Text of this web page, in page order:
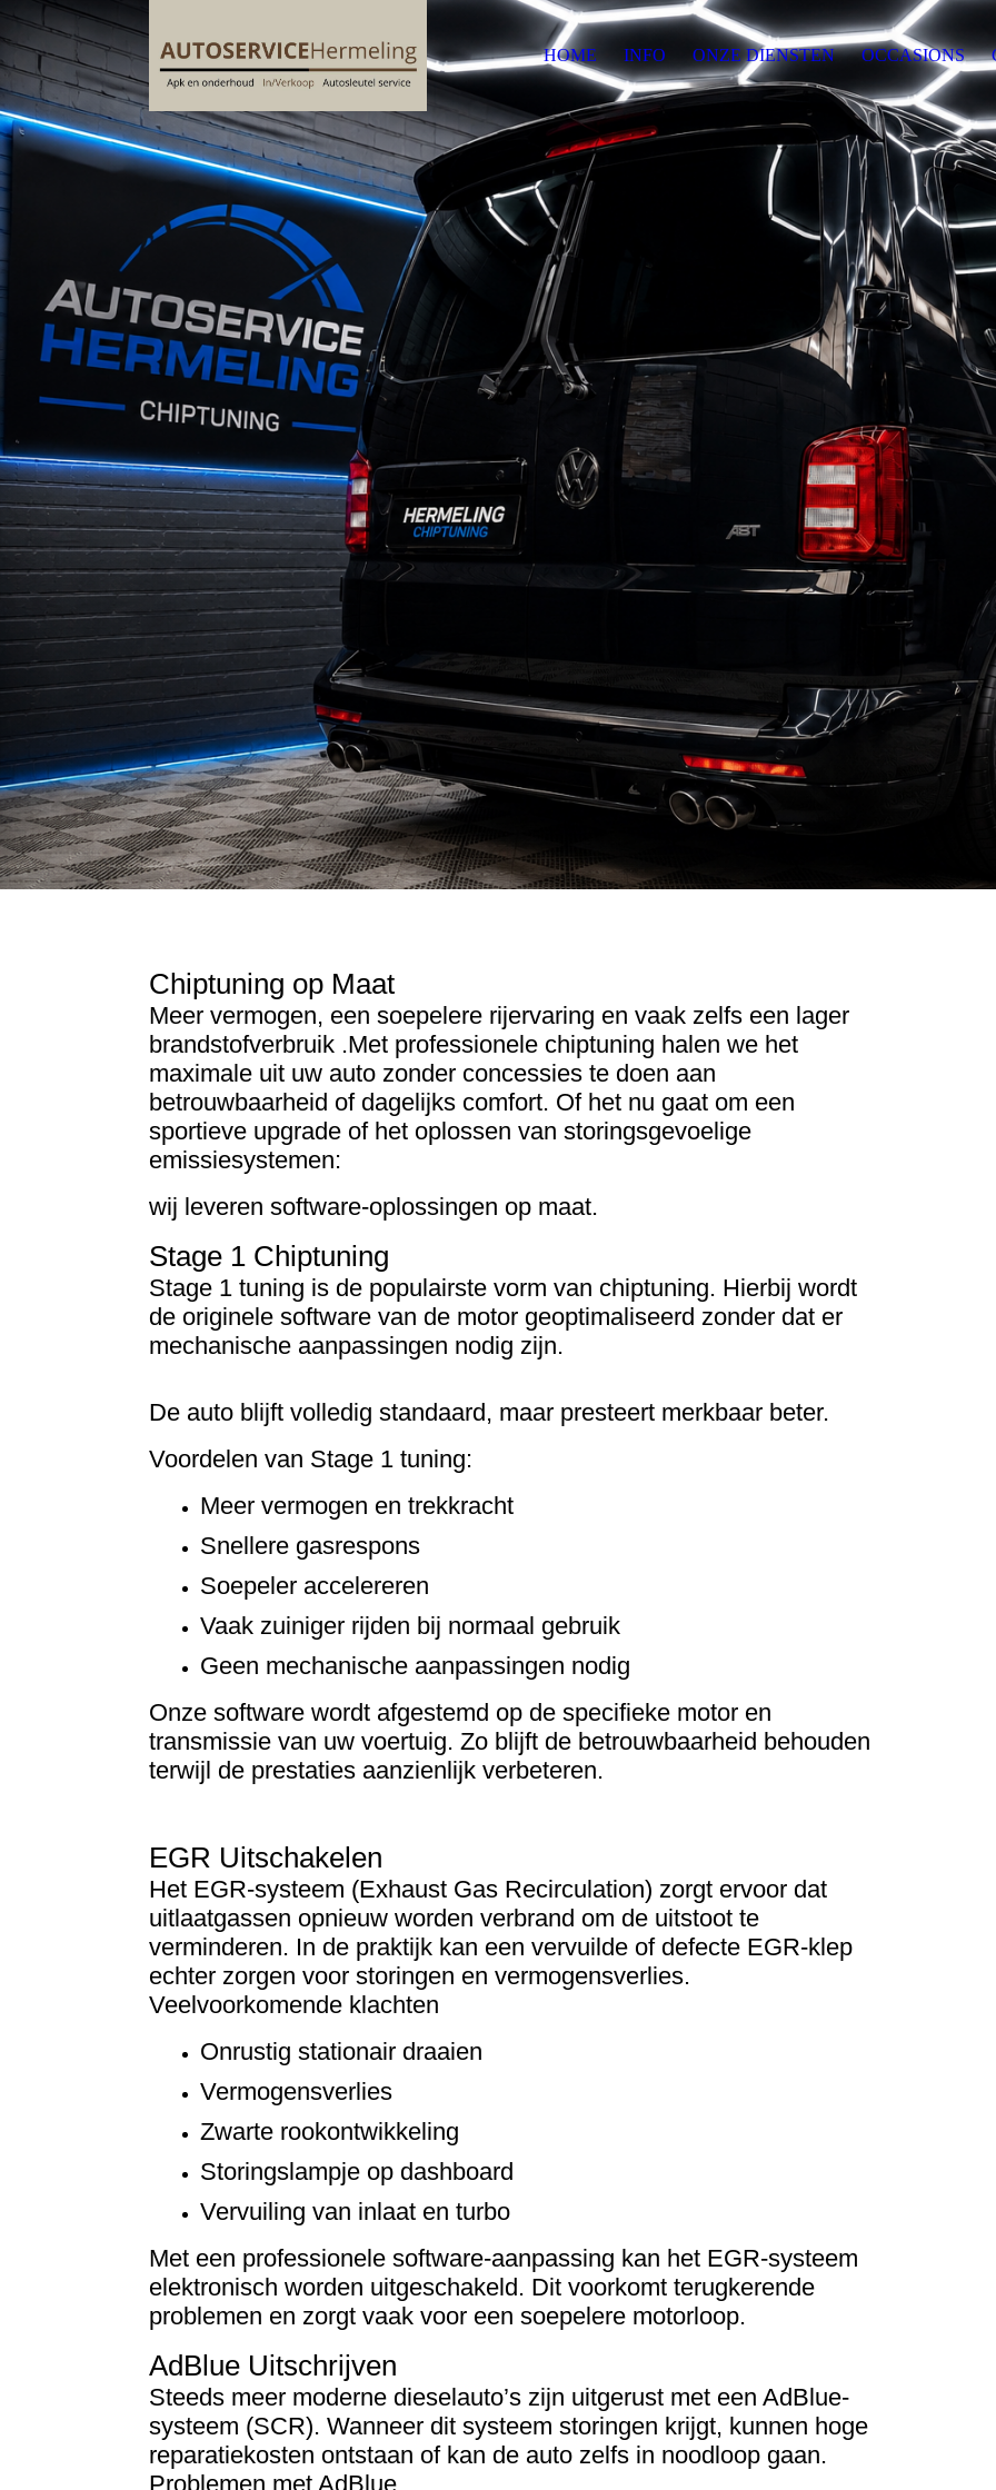
HOME INFO ONZE DIENSTEN OCCASIONS
Chiptuning op Maat
Meer vermogen, een soepelere rijervaring en vaak zelfs een lager
brandstofverbruik .Met professionele chiptuning halen we het
maximale uit uw auto zonder concessies te doen aan
betrouwbaarheid of dagelijks comfort. Of het nu gaat om een
sportieve upgrade of het oplossen van storingsgevoelige
emissiesystemen:
wij leveren software-oplossingen op maat.
Stage 1 Chiptuning
Stage 1 tuning is de populairste vorm van chiptuning. Hierbij wordt
de originele software van de motor geoptimaliseerd zonder dat er
mechanische aanpassingen nodig zijn.
De auto blijft volledig standaard, maar presteert merkbaar beter.
Voordelen van Stage 1 tuning:
Meer vermogen en trekkracht
Snellere gasrespons
Soepeler accelereren
Vaak zuiniger rijden bij normaal gebruik
Geen mechanische aanpassingen nodig
Onze software wordt afgestemd op de specifieke motor en
transmissie van uw voertuig. Zo blijft de betrouwbaarheid behouden
terwijl de prestaties aanzienlijk verbeteren.
EGR Uitschakelen
Het EGR-systeem (Exhaust Gas Recirculation) zorgt ervoor dat
uitlaatgassen opnieuw worden verbrand om de uitstoot te
verminderen. In de praktijk kan een vervuilde of defecte EGR-klep
echter zorgen voor storingen en vermogensverlies.
Veelvoorkomende klachten
Onrustig stationair draaien
Vermogensverlies
Zwarte rookontwikkeling
Storingslampje op dashboard
Vervuiling van inlaat en turbo
Met een professionele software-aanpassing kan het EGR-systeem
elektronisch worden uitgeschakeld. Dit voorkomt terugkerende
problemen en zorgt vaak voor een soepelere motorloop.
AdBlue Uitschrijven
Steeds meer moderne dieselauto’s zijn uitgerust met een AdBlue-
systeem (SCR). Wanneer dit systeem storingen krijgt, kunnen hoge
reparatiekosten ontstaan of kan de auto zelfs in noodloop gaan.
Problemen met AdBlue